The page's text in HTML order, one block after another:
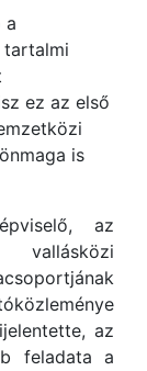
a
ez az első
is
az
vallásközi
az
feladata a